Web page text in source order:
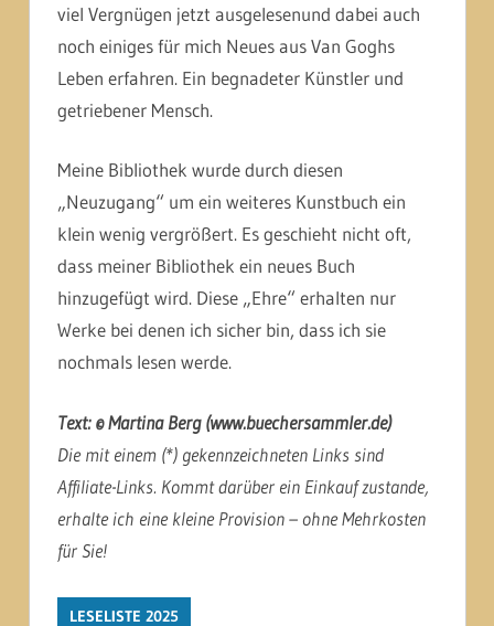
viel Vergnügen jetzt ausgelesenund dabei auch
noch einiges für mich Neues aus Van Goghs
Leben erfahren. Ein begnadeter Künstler und
getriebener Mensch.
Meine Bibliothek wurde durch diesen
„Neuzugang“ um ein weiteres Kunstbuch ein
klein wenig vergrößert. Es geschieht nicht oft,
dass meiner Bibliothek ein neues Buch
hinzugefügt wird. Diese „Ehre“ erhalten nur
Werke bei denen ich sicher bin, dass ich sie
nochmals lesen werde.
Text: © Martina Berg (www.buechersammler.de)
Die mit einem (*) gekennzeichneten Links sind
Affiliate-Links. Kommt darüber ein Einkauf zustande,
erhalte ich eine kleine Provision – ohne Mehrkosten
für Sie!
LESELISTE 2025